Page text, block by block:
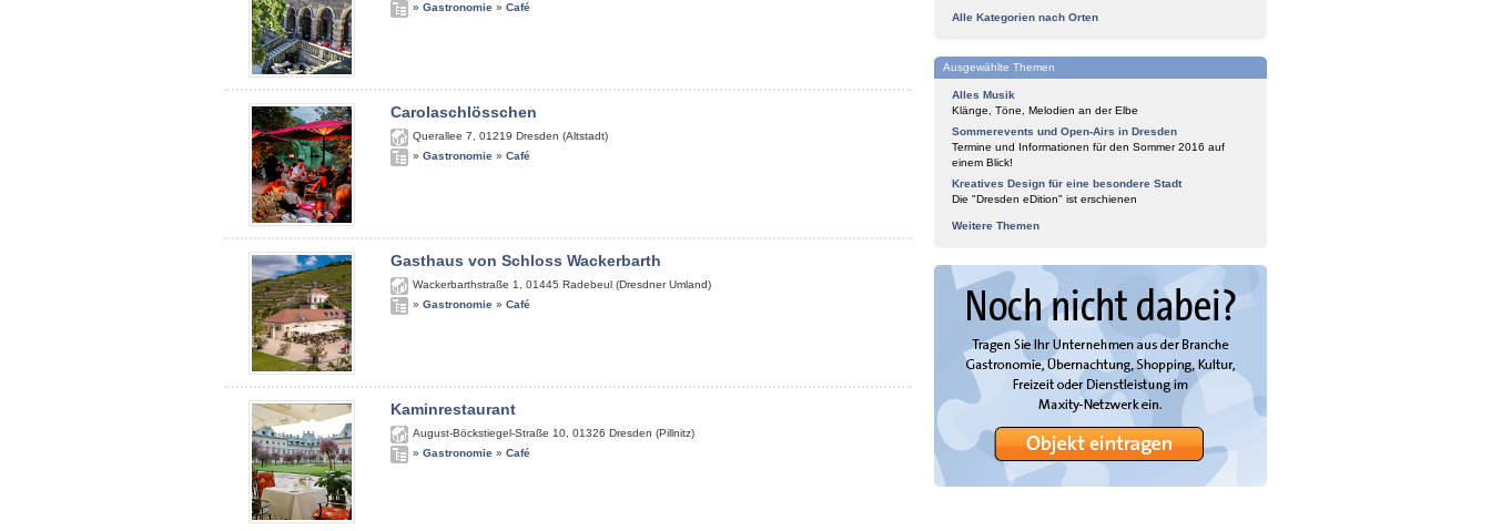
» Gastronomie » Café
Carolaschlösschen
Querallee 7 01219 Dresden (Altstadt)
» Gastronomie » Café
Gasthaus von Schloss Wackerbarth
Wackerbarthstraße 1 01445 Radebeul (Dresdner Umland)
» Gastronomie » Café
Kaminrestaurant
August-Böckstiegel-Straße 10 01326 Dresden (Pillnitz)
» Gastronomie » Café
Alle Kategorien nach Orten
Ausgewählte Themen
Alles Musik
Klänge, Töne, Melodien an der Elbe
Sommerevents und Open-Airs in Dresden
Termine und Informationen für den Sommer 2016 auf
einem Blick!
Kreatives Design für eine besondere Stadt
Die "Dresden eDition" ist erschienen
Weitere Themen